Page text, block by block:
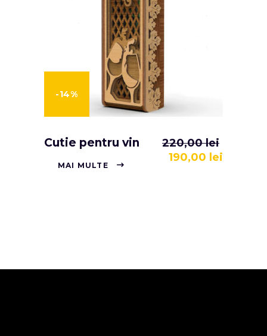
-14%
Cutie pentru vin 220,00lei
190,00 lei
MAI MULTE